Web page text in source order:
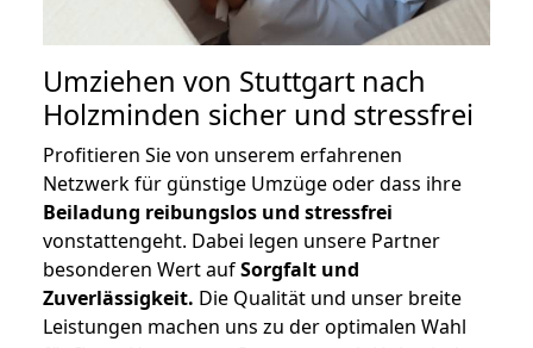
Umziehen von Stuttgart nach
Holzminden sicher und stressfrei
Profitieren Sie von unserem erfahrenen
Netzwerk für günstige Umzüge oder dass ihre
Beiladung reibungslos und stressfrei
vonstattengeht. Dabei legen unsere Partner
besonderen Wert aufSorgfalt und
Zuverlässigkeit. Die Qualität und unser breite
Leistungen machen uns zu der optimalen Wahl